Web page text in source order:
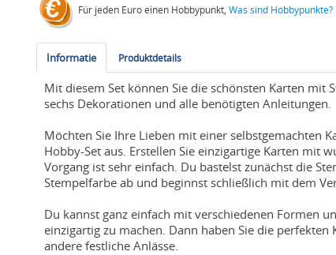
Für jeden Euro einen Hobbypunkt,Was sind Hobbypunkte?
Informatie Produktdetails
Mit diesem Set können Sie die schönsten Karten mit
sechs Dekorationen und alle benötigten Anleitungen.
Möchten Sie Ihre Lieben mit einer selbstgemachten
Hobby-Set aus. Erstellen Sie einzigartige Karten mit
Vorgang ist sehr einfach. Du bastelst zunächst die
Stempelfarbe ab und beginnst schließlich mit dem
Du kannst ganz einfach mit verschiedenen Formen
einzigartig zu machen. Dann haben Sie die
andere festliche Anlässe.